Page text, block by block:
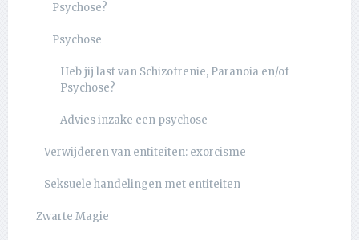
Psychose?
Psychose
Heb jij last van Schizofrenie, Paranoia en/of
Psychose?
Advies inzake een psychose
Verwijderen van entiteiten: exorcisme
Seksuele handelingen met entiteiten
Zwarte Magie